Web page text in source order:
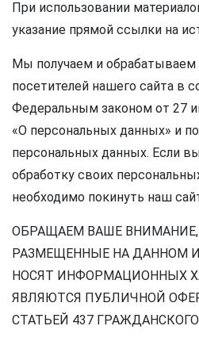
При использовании
указание прямой ссылки на
Мы получаем и
посетителей нашего сайта в
Федеральным законом от 27
«О персональных данных» и
персональных данных. Если
обработку своих
необходимо покинуть наш
ОБРАЩАЕМ ВАШЕ
РАЗМЕЩЕННЫЕ НА ДАННОМ
НОСЯТ ИНФОРМАЦИОННЫХ
ЯВЛЯЮТСЯ ПУБЛИЧНОЙ
СТАТЬЕЙ 437